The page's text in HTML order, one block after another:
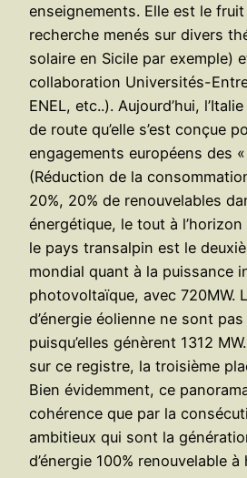
enseignements. Elle est le
recherche menés sur divers
solaire en Sicile par exemple)
collaboration Universités-
ENEL, etc..). Aujourd’hui,
de route qu’elle s’est conçue
engagements européens des
(Réduction de la
20%, 20% de renouvelables
énergétique, le tout à
le pays transalpin est le
mondial quant à la puissance
photovoltaïque, avec 720MW.
d’énergie éolienne ne sont
puisqu’elles génèrent 1312
sur ce registre, la troisième
Bien évidemment, ce
cohérence que par la
ambitieux qui sont la
d’énergie 100% renouvelable